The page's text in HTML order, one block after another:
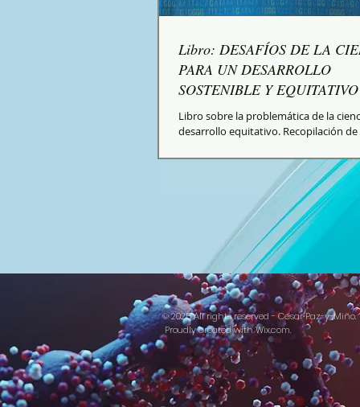
Libro: DESAFÍOS DE LA
PARA UN DESARROLLO
SOSTENIBLE Y EQUITATIVO
Libro sobre la problemática de la
desarrollo equitativo. Recopilación de
© 2025 All rights reserved - César Paz-y-Miño.
Proudly created withWix.com.